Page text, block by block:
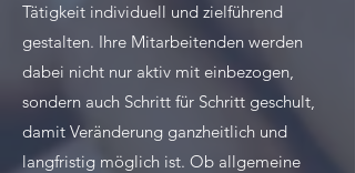
Tätigkeit individuell und zielführend
gestalten. Ihre Mitarbeitenden werden
dabei nicht nur aktiv mit einbezogen,
sondern auch Schritt für Schritt geschult,
damit Veränderung ganzheitlich und
langfristig möglich ist. Ob allgemeine